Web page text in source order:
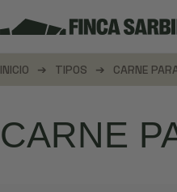
INICIO TIPOS CARNE
CARNE